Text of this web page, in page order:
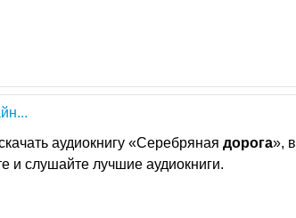
аудиокнигу «Серебряная дорога», в
и слушайте лучшие аудиокниги.